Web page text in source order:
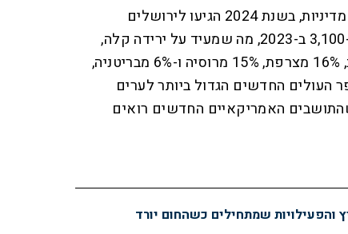
לפי נתוני מכון ירושלים למחקרי מדיניות, בשנת 2024 הגיעו לירושלים
כ-2,800 עולים חדשים לעומת כ-3,100 ב-2023, מה שמעיד על ירידה קלה,
אולם 37% מתוכם הגיעו מארה"ב, 16% מצרפת, 15% מרוסיה ו-6% מבריטניה,
העולים החדשים הגדול ביותר לערים
האמריקאיים החדשים רואים
והפעילויות שמתחילים כשהחום יורד